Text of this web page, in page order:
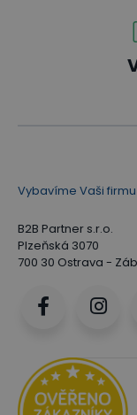
Vybavíme Vaši
B2B Partner s.r.o.
Plzeňská 3070
700 30 Ostrava -